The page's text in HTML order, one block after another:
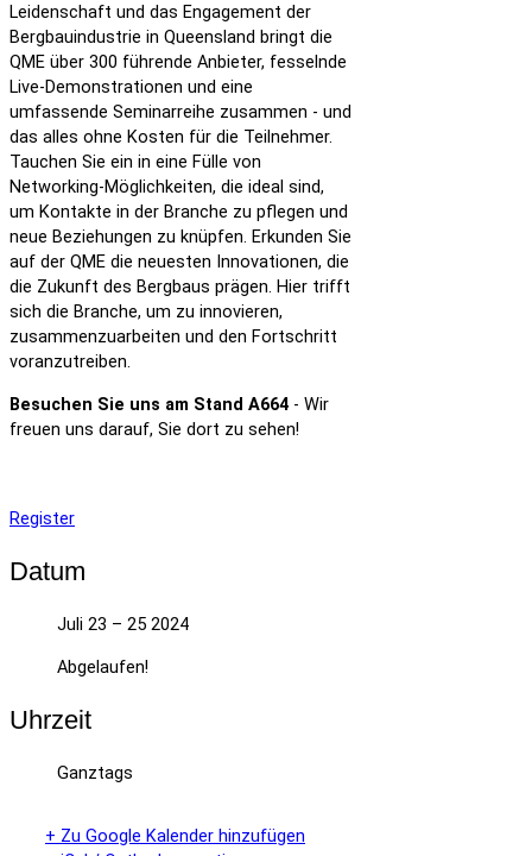
Leidenschaft und das Engagement der
Bergbauindustrie in Queensland bringt die
QME über 300 führende Anbieter, fesselnde
Live-Demonstrationen und eine
umfassende Seminarreihe zusammen - und
das alles ohne Kosten für die Teilnehmer.
Tauchen Sie ein in eine Fülle von
Networking-Möglichkeiten, die ideal sind,
um Kontakte in der Branche zu pflegen und
neue Beziehungen zu knüpfen. Erkunden Sie
auf der QME die neuesten Innovationen, die
die Zukunft des Bergbaus prägen. Hier trifft
sich die Branche, um zu innovieren,
zusammenzuarbeiten und den Fortschritt
voranzutreiben.
Besuchen Sie uns am Stand A664 - Wir
freuen uns darauf, Sie dort zu sehen!
Register
Datum
Juli 23 – 25 2024
Abgelaufen!
Uhrzeit
Ganztags
+ Zu Google Kalender hinzufügen